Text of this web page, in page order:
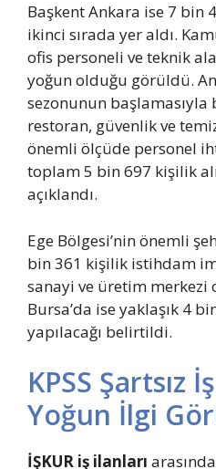
Başkent Ankara ise 7 bin
ikinci sırada yer aldı.
ofis personeli ve teknik
yoğun olduğu görüldü.
sezonunun
restoran, güvenlik ve
önemli ölçüde personel
toplam 5 bin 697 kişilik
açıklandı.
Ege Bölgesi’nin önemli
bin 361 kişilik istihdam
sanayi ve üretim merkezi
Bursa’da ise yaklaşık 4
yapılacağı belirtildi.
KPSS Şartsız
Yoğun İlgi
İŞKUR iş ilanları